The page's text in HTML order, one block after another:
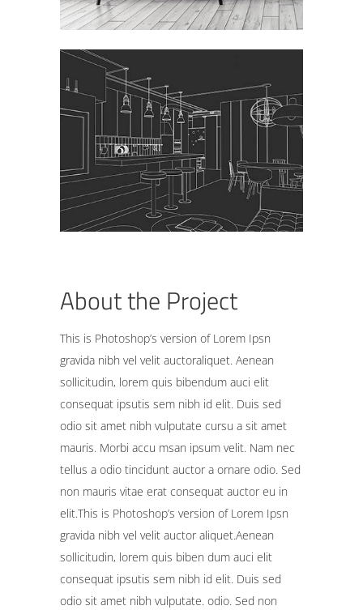
About the Project
This is Photoshop’s version of Lorem Ipsn
gravida nibh vel velit auctoraliquet. Aenean
sollicitudin, lorem quis bibendum auci elit
consequat ipsutis sem nibh id elit. Duis sed
odio sit amet nibh vulputate cursu a sit amet
mauris. Morbi accu msan ipsum velit. Nam nec
tellus a odio tincidunt auctor a ornare odio. Sed
non mauris vitae erat consequat auctor eu in
elit.This is Photoshop’s version of Lorem Ipsn
gravida nibh vel velit auctor aliquet.Aenean
sollicitudin, lorem quis biben dum auci elit
consequat ipsutis sem nibh id elit. Duis sed
odio sit amet nibh vulputate. odio. Sed non